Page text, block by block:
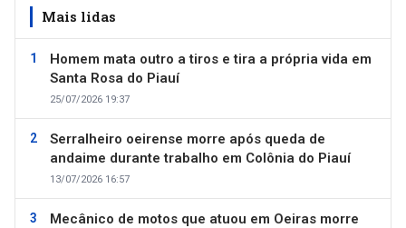
Mais lidas
Homem mata outro a tiros e tira a própria vida em
Santa Rosa do Piauí
25/07/2026 19:37
Serralheiro oeirense morre após queda de
andaime durante trabalho em Colônia do Piauí
13/07/2026 16:57
Mecânico de motos que atuou em Oeiras morre